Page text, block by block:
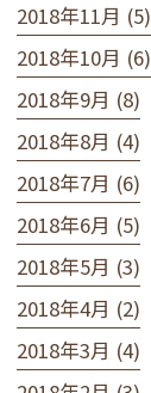
2018年11月 (5)
2018年10月 (6)
2018年9月 (8)
2018年8月 (4)
2018年7月 (6)
2018年6月 (5)
2018年5月 (3)
2018年4月 (2)
2018年3月 (4)